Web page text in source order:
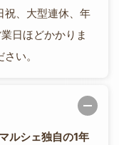
祝、大型連休、年
日ほどかかりま
い。
ルシェ独自の1年